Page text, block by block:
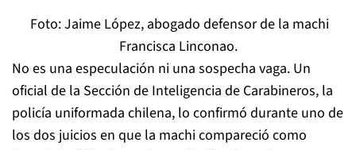
Foto: Jaime López, abogado defensor de la machi
Francisca Linconao.
No es una especulación ni una sospecha vaga. Un
oficial de la Sección de Inteligencia de Carabineros, la
policía uniformada chilena, lo confirmó durante uno de
los dos juicios en que la machi compareció como